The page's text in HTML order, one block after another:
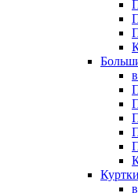
Куртки